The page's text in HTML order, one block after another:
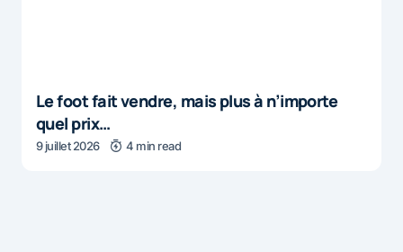
Le foot fait vendre, mais plus à n’importe
quel prix…
9 juillet 2026 4 min read